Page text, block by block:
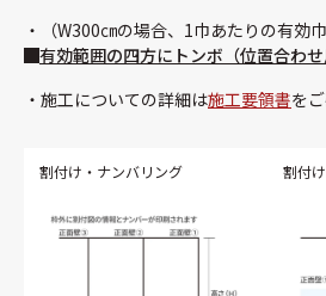
（W300㎝の場合、1巾あたりの有効
有効範囲の四方にトンボ（位置合わ
施工についての詳細は施工要領書を
割付け・ナンバリング 割付